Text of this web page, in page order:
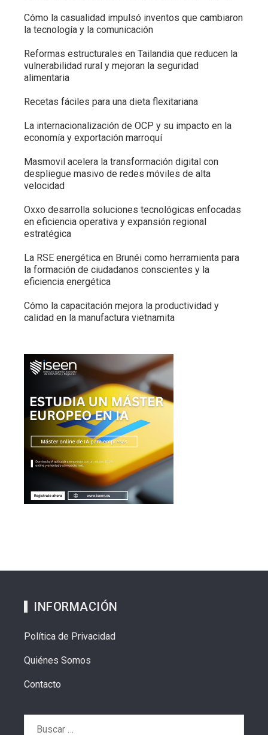
Cómo la casualidad impulsó inventos que cambiaron
la tecnología y la comunicación
Reformas estructurales en Tailandia que reducen la
vulnerabilidad rural y mejoran la seguridad
alimentaria
Recetas fáciles para una dieta flexitariana
La internacionalización de OCP y su impacto en la
economía y exportación marroquí
Masmovil acelera la transformación digital con
despliegue masivo de redes móviles de alta
velocidad
Oxxo desarrolla soluciones tecnológicas enfocadas
en eficiencia operativa y expansión regional
estratégica
La RSE energética en Brunéi como herramienta para
la formación de ciudadanos conscientes y la
eficiencia energética
Cómo la capacitación mejora la productividad y
calidad en la manufactura vietnamita
INFORMACIÓN
Política de Privacidad
Quiénes Somos
Contacto